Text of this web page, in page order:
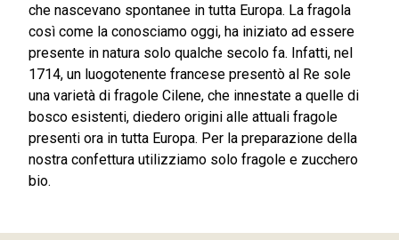
che nascevano spontanee in tutta Europa. La fragola
così come la conosciamo oggi, ha iniziato ad essere
presente in natura solo qualche secolo fa. Infatti, nel
1714, un luogotenente francese presentò al Re sole
una varietà di fragole Cilene, che innestate a quelle di
bosco esistenti, diedero origini alle attuali fragole
presenti ora in tutta Europa. Per la preparazione della
nostra confettura utilizziamo solo fragole e zucchero
bio.